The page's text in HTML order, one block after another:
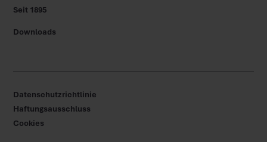
Seit 1895
Downloads
Datenschutzrichtlinie
Haftungsausschluss
Cookies